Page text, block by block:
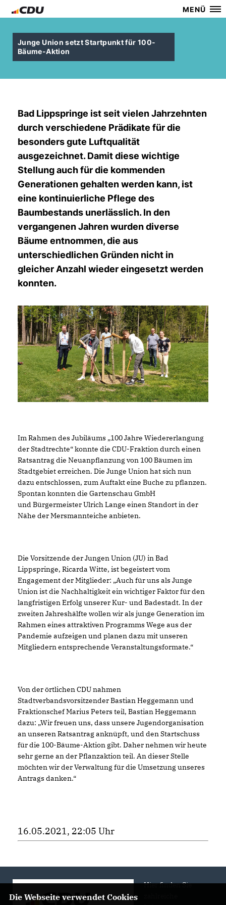
MENÜ
Junge Union setzt Startpunkt für 100-
Bäume-Aktion
Bad Lippspringe ist seit vielen Jahrzehnten
durch verschiedene Prädikate für die
besonders gute Luftqualität
ausgezeichnet. Damit diese wichtige
Stellung auch für die kommenden
Generationen gehalten werden kann, ist
eine kontinuierliche Pflege des
Baumbestands unerlässlich. In den
vergangenen Jahren wurden diverse
Bäume entnommen, die aus
unterschiedlichen Gründen nicht in
gleicher Anzahl wieder eingesetzt werden
konnten.
Im Rahmen des Jubiläums „100 Jahre Wiedererlangung
der Stadtrechte“ konnte die CDU-Fraktion durch einen
Ratsantrag die Neuanpflanzung von 100 Bäumen im
Stadtgebiet erreichen. Die Junge Union hat sich nun
dazu entschlossen, zum Auftakt eine Buche zu pflanzen.
Spontan konnten die Gartenschau GmbH
und Bürgermeister Ulrich Lange einen Standort in der
Nähe der Mersmannteiche anbieten.
Die Vorsitzende der Jungen Union (JU) in Bad
Lippspringe, Ricarda Witte, ist begeistert vom
Engagement der Mitglieder: „Auch für uns als Junge
Union ist die Nachhaltigkeit ein wichtiger Faktor für den
langfristigen Erfolg unserer Kur- und Badestadt. In der
zweiten Jahreshälfte wollen wir als junge Generation im
Rahmen eines attraktiven Programms Wege aus der
Pandemie aufzeigen und planen dazu mit unseren
Mitgliedern entsprechende Veranstaltungsformate.“
Von der örtlichen CDU nahmen
Stadtverbandsvorsitzender Bastian Heggemann und
Fraktionschef Marius Peters teil, Bastian Heggemann
dazu: „Wir freuen uns, dass unsere Jugendorganisation
an unseren Ratsantrag anknüpft, und den Startschuss
für die 100-Bäume-Aktion gibt. Daher nehmen wir heute
sehr gerne an der Pflanzaktion teil. An dieser Stelle
möchten wir der Verwaltung für die Umsetzung unseres
Antrags danken.“
16.05.2021, 22:05 Uhr
Hier finden Sie
Die Webseite verwendet Cookies